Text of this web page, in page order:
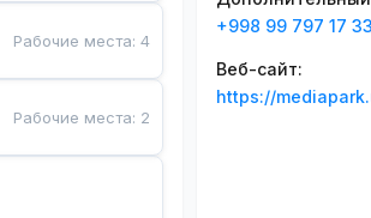
Рабочие места:4
Рабочие места: 2
+998 99 797 17 33
Веб-сайт:
https://